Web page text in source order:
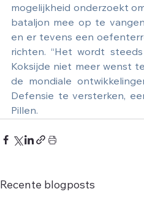
mogelijkheid onderzoekt
bataljon mee op te
en er tevens een
richten. “Het wordt
Koksijde niet meer wenst
de mondiale
Defensie te versterken,
Pillen.
Recente blogposts